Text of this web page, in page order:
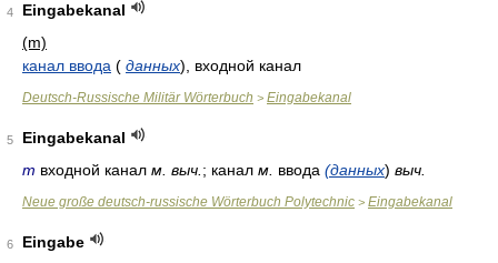
4
Eingabekanal
(m)
канал ввода ( данных) , входной канал
Deutsch-Russische Militär Wörterbuch > Eingabekanal
5
Eingabekanal
m входной канал м. выч. ; канал м. ввода (данных) выч.
Neue große deutsch-russische Wörterbuch Polytechnic > Eingabekanal
6
Eingabe